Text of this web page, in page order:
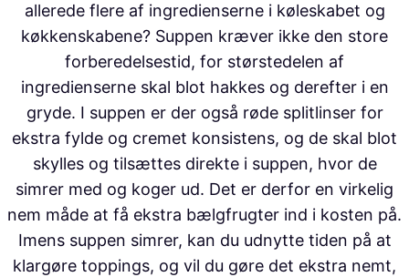
allerede flere af ingredienserne i køleskabet og
køkkenskabene? Suppen kræver ikke den store
forberedelsestid, for størstedelen af
ingredienserne skal blot hakkes og derefter i en
gryde. I suppen er der også røde splitlinser for
ekstra fylde og cremet konsistens, og de skal blot
skylles og tilsættes direkte i suppen, hvor de
simrer med og koger ud. Det er derfor en virkelig
nem måde at få ekstra bælgfrugter ind i kosten på.
Imens suppen simrer, kan du udnytte tiden på at
klargøre toppings, og vil du gøre det ekstra nemt,